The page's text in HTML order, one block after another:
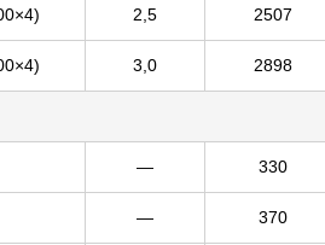
2,5 2507
3,0 2898
— 330
— 370